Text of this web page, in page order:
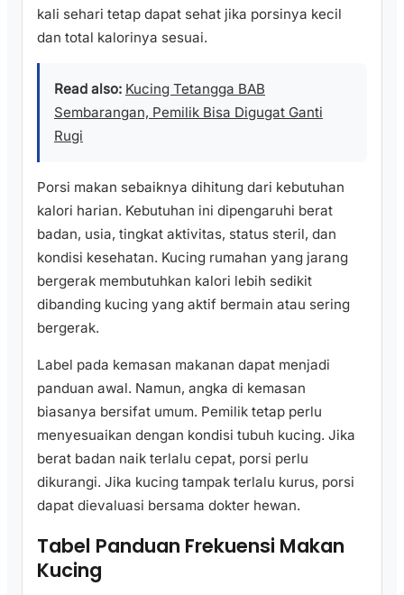
kali sehari tetap dapat sehat jika porsinya kecil
dan total kalorinya sesuai.
Read also: Kucing Tetangga BAB
Sembarangan, Pemilik Bisa Digugat Ganti
Rugi
Porsi makan sebaiknya dihitung dari kebutuhan
kalori harian. Kebutuhan ini dipengaruhi berat
badan, usia, tingkat aktivitas, status steril, dan
kondisi kesehatan. Kucing rumahan yang jarang
bergerak membutuhkan kalori lebih sedikit
dibanding kucing yang aktif bermain atau sering
bergerak.
Label pada kemasan makanan dapat menjadi
panduan awal. Namun, angka di kemasan
biasanya bersifat umum. Pemilik tetap perlu
menyesuaikan dengan kondisi tubuh kucing. Jika
berat badan naik terlalu cepat, porsi perlu
dikurangi. Jika kucing tampak terlalu kurus, porsi
dapat dievaluasi bersama dokter hewan.
Tabel Panduan Frekuensi Makan
Kucing